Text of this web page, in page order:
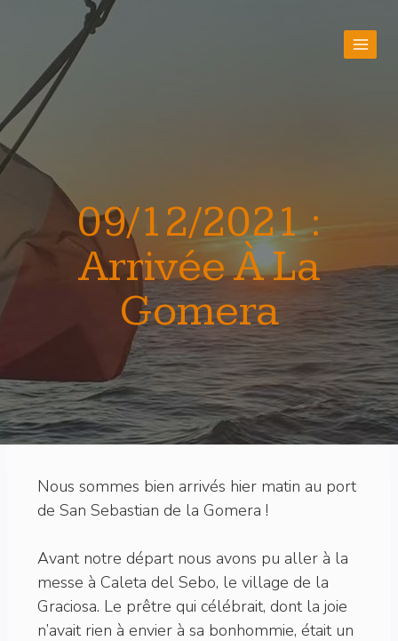
09/12/2021 :
Arrivée À La
Gomera
Nous sommes bien arrivés hier matin au port
de San Sebastian de la Gomera !
Avant notre départ nous avons pu aller à la
messe à Caleta del Sebo, le village de la
Graciosa. Le prêtre qui célébrait, dont la joie
n’avait rien à envier à sa bonhommie, était un